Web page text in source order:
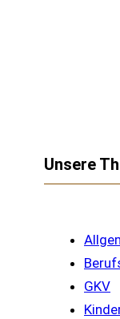
Unsere
GKV